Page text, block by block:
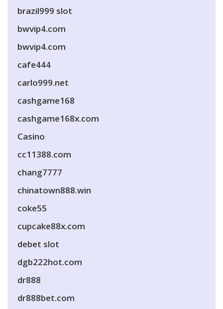
brazil999 slot
bwvip4.com
bwvip4.com
cafe444
carlo999.net
cashgame168
cashgame168x.com
Casino
cc11388.com
chang7777
chinatown888.win
coke55
cupcake88x.com
debet slot
dgb222hot.com
dr888
dr888bet.com